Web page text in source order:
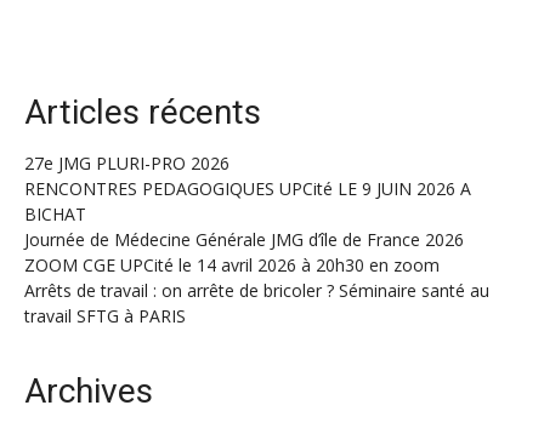
Articles récents
27e JMG PLURI-PRO 2026
RENCONTRES PEDAGOGIQUES UPCité LE 9 JUIN 2026 A
BICHAT
Journée de Médecine Générale JMG d’île de France 2026
ZOOM CGE UPCité le 14 avril 2026 à 20h30 en zoom
Arrêts de travail : on arrête de bricoler ? Séminaire santé au
travail SFTG à PARIS
Archives